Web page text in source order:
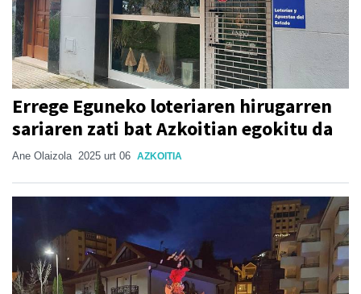
Errege Eguneko loteriaren hirugarren
sariaren zati bat Azkoitian egokitu da
Ane Olaizola 2025 urt 06 AZKOITIA